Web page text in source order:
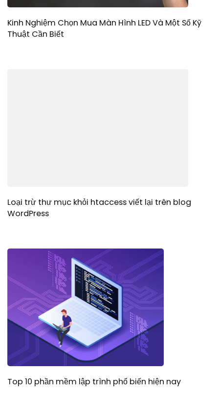
Kinh Nghiệm Chọn Mua Màn Hình LED Và Một Số Kỹ
Thuật Cần Biết
Loại trừ thư mục khỏi htaccess viết lại trên blog
WordPress
Top 10 phần mềm lập trình phổ biến hiện nay